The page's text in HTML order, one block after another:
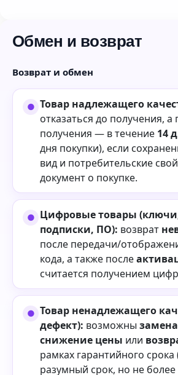
Обмен и возврат
Возврат и обмен
Товар надлежащего
отказаться до получения, а
получения — в течение 14
дня покупки), если
вид и потребительские
документ о покупке.
Цифровые товары
подписки, ПО): возврат
после передачи/
кода, а также после
считается получением
Товар ненадлежащего
дефект): возможны замена
снижение цены или
рамках гарантийного срока
разумный срок, но не более